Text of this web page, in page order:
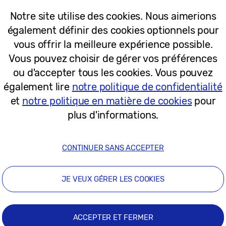
G60H) établit une nouvelle référence pour
atteindre un taux de rafraîchissement de 1 040
de basculer entre des fréquences d’images
600 Hz, offrant ainsi la clarté, la vitesse et
visuels cinématographiques aux performances,
écran QD-OLED avec une résolution QHD
des couleurs éclatantes et des performances
et HDR10+ GAMING, le moniteur est idéal
vitesse.
avec la technologie NVIDIA G-SYNC,
l’image et avec moins de saccades, que les
Notre site utilise des cookies. Nous aimerions
également définir des cookies optionnels pour
vous offrir la meilleure expérience possible.
Vous pouvez choisir de gérer vos préférences
ou d'accepter tous les cookies. Vous pouvez
également lire notre politique de confidentialité
et notre politique en matière de cookiespour
plus d'informations.
CONTINUER SANS ACCEPTER
JE VEUX GÉRER LES COOKIES
ACCEPTER ET FERMER